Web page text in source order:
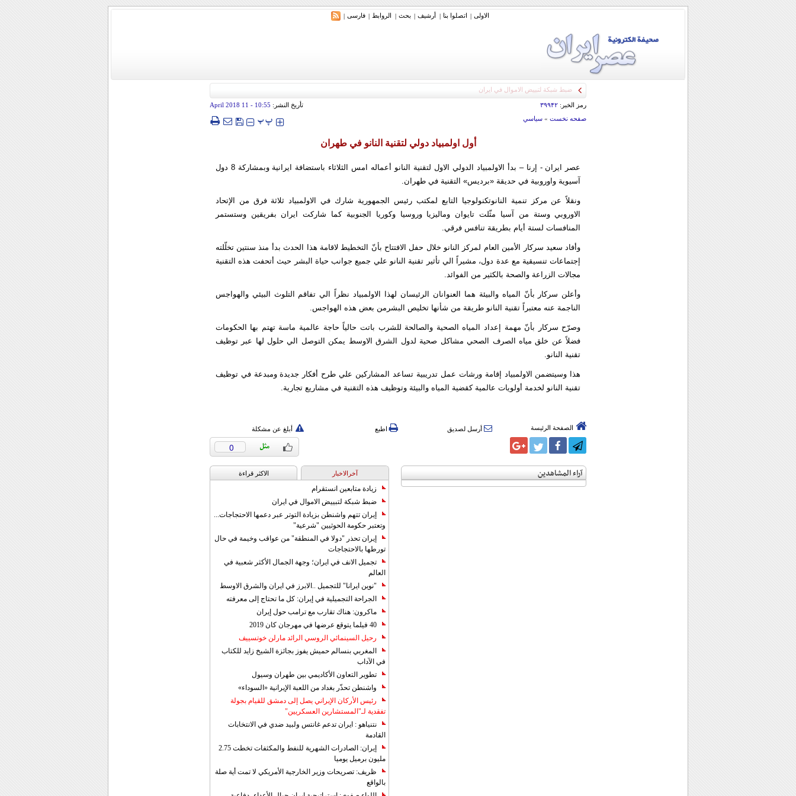
الاولی | اتصلوا بنا | أرشیف | بحث | الروابط | فارسی |
رمز الخبر: ۳۹۹۴۲ تأريخ النشر: 10:55
- 11 April 2018
صفحه نخست» سياسي ‍‍‍ پپ
أول اولمبياد دولي لتقنية النانو في طهران
عصر ایران - إرنا – بدأ الاولمبياد الدولي الاول لتقنية النانو أعماله امس الثلاثاء باستضافة ايرانية وبمشاركة 8 دول
آسيوية واوروبية في حديقة «برديس» التقنية في طهران.
ونقلاً عن مركز تنمية النانوتكنولوجيا التابع لمكتب رئيس الجمهورية شارك في الاولمبياد ثلاثة فرق من الإتحاد
الاوروبي وستة من آسيا مثّلت تايوان وماليزيا وروسيا وكوريا الجنوبية كما شاركت ايران بفريقين وستستمر
المنافسات لستة أيام بطريقة تنافس فرقي.
وأفاد سعيد سركار الأمين العام لمركز النانو خلال حفل الافتتاح بأنّ التخطيط لاقامة هذا الحدث بدأ منذ سنتين تخلّلته
إجتماعات تنسيقية مع عدة دول، مشيراً الي تأثير تقنية النانو علي جميع جوانب حياة البشر حيث أتحفت هذه التقنية
مجالات الزراعة والصحة بالكثير من الفوائد.
وأعلن سركار بأنّ المياه والبيئة هما العنوانان الرئيسان لهذا الاولمبياد نظراً الي تفاقم التلوث البيئي والهواجس
الناجمة عنه معتبراً تقنية النانو طريقة من شأنها تخليص البشرمن بعض هذه الهواجس.
وصرّح سركار بأنّ مهمة إعداد المياه الصحية والصالحة للشرب باتت حالياً حاجة عالمية ماسة تهتم بها الحكومات
فضلاً عن خلق مياه الصرف الصحي مشاكل صحية لدول الشرق الاوسط يمكن التوصل الي حلول لها عبر توظيف
تقنية النانو.
هذا وسيتضمن الاولمبياد إقامة ورشات عمل تدريبية تساعد المشاركين علي طرح أفكار جديدة ومبدعة في توظيف
تقنية النانو لخدمة أولويات عالمية كقضية المياه والبيئة وتوظيف هذه التقنية في مشاريع تجارية.
الصفحة الرئيسة أرسل لصديق اطبع أبلغ عن مشكلة
0
آراء المشاهدين آخرالاخبار الاکثر قراءة
زيادة متابعين انستقرام
ضبط شبكة لتبييض الاموال في ايران
إيران تتهم واشنطن بزيادة التوتر عبر دعمها الاحتجاجات...
وتعتبر حكومة الحوثيين "شرعية"
إيران تحذر "دولا في المنطقة" من عواقب وخيمة في حال
تورطها بالاحتجاجات
تجميل الانف في ايران؛ وجهة الجمال الأكثر شعبية في
العالم
"نوين ايرانا" للتجميل ..الابرز في ايران والشرق الاوسط
الجراحة التجميلية في إيران: كل ما تحتاج إلى معرفته
ماكرون: هناك تقارب مع ترامب حول إيران
40 فيلما يتوقع عرضها في مهرجان كان 2019
رحيل السينمائي الروسي الرائد مارلن خوتسييف
المغربي بنسالم حميش يفوز بجائزة الشيخ زايد للكتاب
في الآداب
تطوير التعاون الأكاديمي بين طهران وسيول
واشنطن تحذّر بغداد من اللعبة الإيرانية «السوداء»
رئيس الأركان الإيراني يصل إلى دمشق للقيام بجولة
تفقدية لـ"المستشارين العسكريين"
نتنياهو : ايران تدعم غانتس ولبيد ضدي في الانتخابات
القادمة
إيران: الصادرات الشهریة للنفط والمكثفات تخطت 2.75
مليون برميل يوميا
ظريف: تصريحات وزير الخارجية الأمريكي لا تمت أية صلة
بالواقع